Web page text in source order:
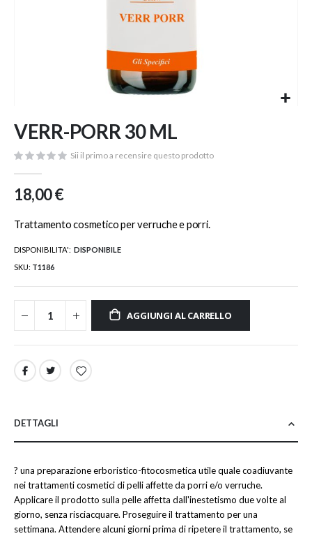
all'inizio
della
galleria
di
VERR-PORR 30 ML
Sii il primo a recensire questo prodotto
18,00 €
Trattamento cosmetico per verruche e porri.
DISPONIBILITA': DISPONIBILE
SKU T1186
AGGIUNGI AL CARRELLO
DETTAGLI
? una preparazione erboristico-fitocosmetica utile quale coadiuvante
nei trattamenti cosmetici di pelli affette da porri e/o verruche.
Applicare il prodotto sulla pelle affetta dall'inestetismo due volte al
giorno, senza risciacquare. Proseguire il trattamento per una
settimana. Attendere alcuni giorni prima di ripetere il trattamento, se